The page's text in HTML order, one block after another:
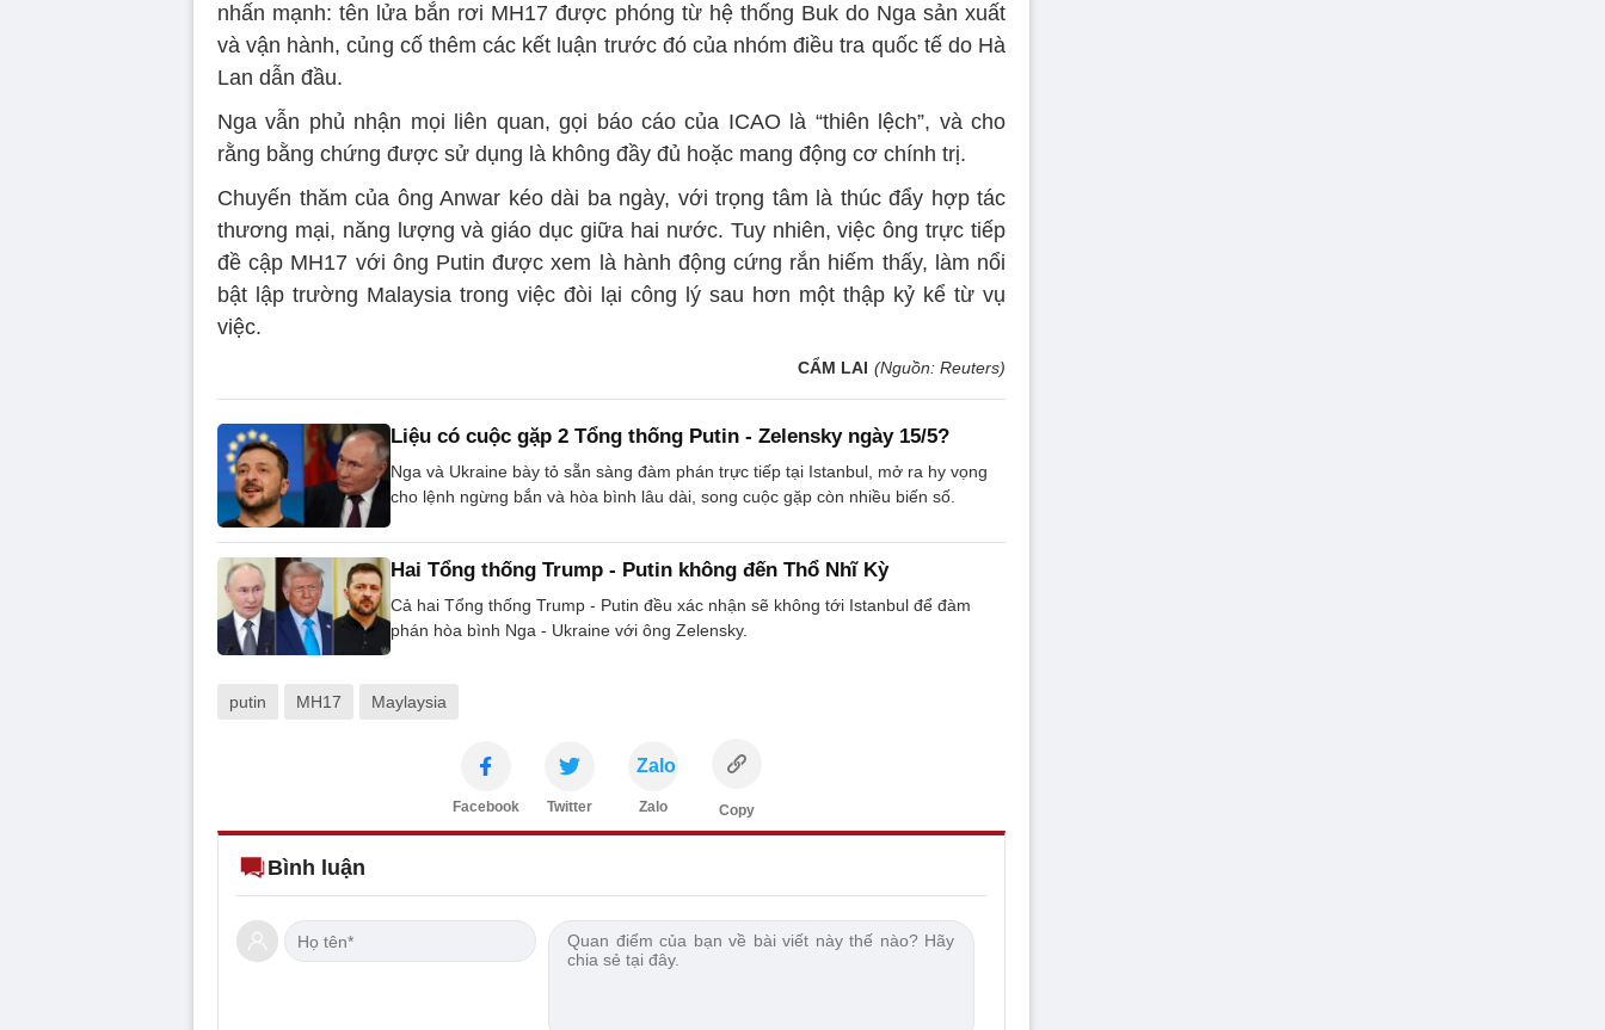
nhấn mạnh: tên lửa bắn rơi MH17 được phóng từ hệ thống Buk do Nga sản xuất
và vận hành, củng cố thêm các kết luận trước đó của nhóm điều tra quốc tế do Hà
Lan dẫn đầu.
Nga vẫn phủ nhận mọi liên quan, gọi báo cáo của ICAO là “thiên lệch”, và cho
rằng bằng chứng được sử dụng là không đầy đủ hoặc mang động cơ chính trị.
Chuyến thăm của ông Anwar kéo dài ba ngày, với trọng tâm là thúc đẩy hợp tác
thương mại, năng lượng và giáo dục giữa hai nước. Tuy nhiên, việc ông trực tiếp
đề cập MH17 với ông Putin được xem là hành động cứng rắn hiếm thấy, làm nổi
bật lập trường Malaysia trong việc đòi lại công lý sau hơn một thập kỷ kể từ vụ
việc.
CẨM LAI (Nguồn: Reuters)
Liệu có cuộc gặp 2 Tổng thống Putin - Zelensky ngày 15/5?
Nga và Ukraine bày tỏ sẵn sàng đàm phán trực tiếp tại Istanbul, mở ra hy vọng
cho lệnh ngừng bắn và hòa bình lâu dài, song cuộc gặp còn nhiều biến số.
Hai Tổng thống Trump - Putin không đến Thổ Nhĩ Kỳ
Cả hai Tổng thống Trump - Putin đều xác nhận sẽ không tới Istanbul để đàm
phán hòa bình Nga - Ukraine với ông Zelensky.
putin MH17 Maylaysia
Facebook Twitter
Zalo
Zalo Copy
Bình luận